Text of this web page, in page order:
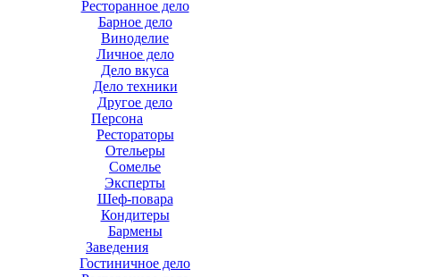
Ресторанное дело
Барное дело
Виноделие
Личное дело
Дело вкуса
Дело техники
Другое дело
Персона
Рестораторы
Отельеры
Сомелье
Эксперты
Шеф-повара
Кондитеры
Бармены
Заведения
Гостиничное дело